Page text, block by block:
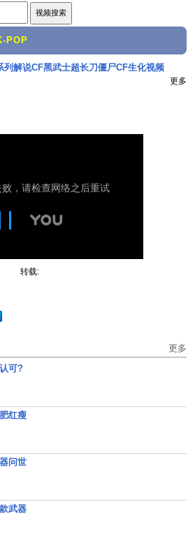
POP
列解说CF黑武士超长刀僵尸CF生化视频
更多
转载:
更多
可?
红瘦
问世
武器